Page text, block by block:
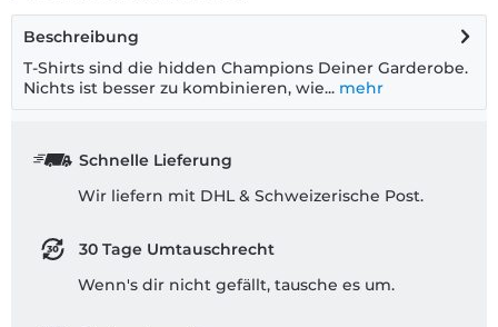
Beschreibung
T-Shirts sind die hidden Champions Deiner Garderobe.
Nichts ist besser zu kombinieren, wie... mehr
Schnelle Lieferung
Wir liefern mit DHL & Schweizerische Post.
30 Tage Umtauschrecht
Wenn's dir nicht gefällt, tausche es um.